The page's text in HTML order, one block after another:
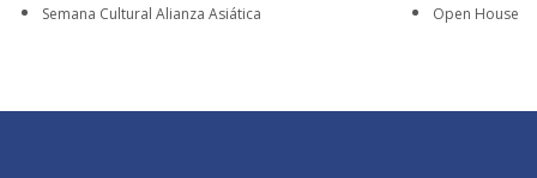
Semana Cultural Alianza Asiática Open House